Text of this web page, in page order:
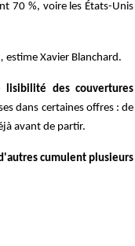
70 %, voire les États-Unis
estime Xavier Blanchard.
lisibilité des couvertures
dans certaines offres : de
avant de partir.
cumulent plusieurs